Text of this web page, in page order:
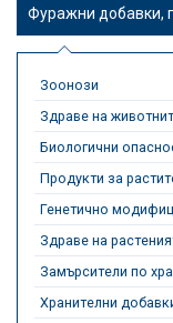
Фуражни добавки,
Зоонози
Здраве на
Биологични
Продукти за
Генетично
Здраве на
Замърсители по
Хранителни